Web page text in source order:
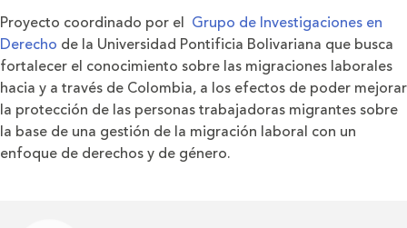
Proyecto coordinado por el Grupo de Investigaciones en
Derecho de la Universidad Pontificia Bolivariana que busca
fortalecer el conocimiento sobre las migraciones laborales
hacia y a través de Colombia, a los efectos de poder mejorar
la protección de las personas trabajadoras migrantes sobre
la base de una gestión de la migración laboral con un
enfoque de derechos y de género.